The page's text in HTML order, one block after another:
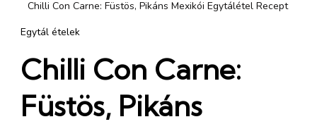
Chilli Con Carne: Füstös, Pikáns Mexikói Egytálétel Recept
Egytál ételek
Chilli Con Carne:
Füstös, Pikáns